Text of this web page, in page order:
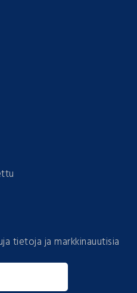
tietoja ja markkinauutisia